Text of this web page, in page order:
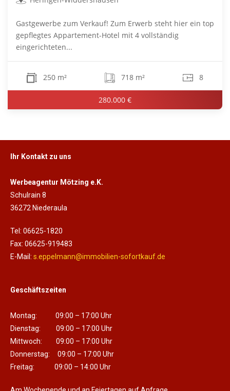
Gastgewerbe zum Verkauf! Zum Erwerb steht hier ein top
gepflegtes Appartement-Hotel mit 4 vollständig
eingerichteten...
250 m² 718 m² 8
280.000 €
Ihr Kontakt zu uns
Werbeagentur Mötzing e.K.
Schulrain 8
36272 Niederaula
Tel: 06625-1820
Fax: 06625-919483
E-Mail: s.eppelmann@immobilien-sofortkauf.de
Geschäftszeiten
Montag: 09:00 – 17:00 Uhr
Dienstag: 09:00 – 17:00 Uhr
Mittwoch: 09:00 – 17:00 Uhr
Donnerstag: 09:00 – 17:00 Uhr
Freitag: 09:00 – 14:00 Uhr